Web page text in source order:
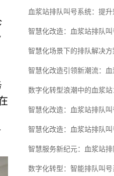
血浆站排队叫号系统：提
智慧化改造：血浆站排队
智慧化场景下的排队解决
智慧化改造引领新潮流：
数字化转型浪潮中的血浆
智慧化改造：血浆站排队
智慧化改造：血浆站排队
智慧服务新纪元：血浆站
数字化转型：智能排队叫